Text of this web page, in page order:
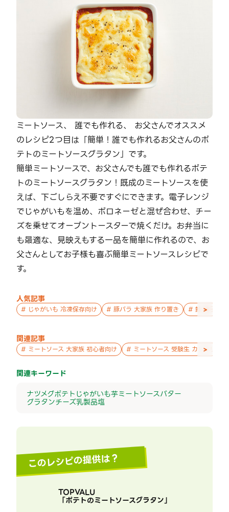
ミートソース、 誰でも作れる、 お父さんでオススメ
のレシピ2つ目は「簡単！誰でも作れるお父さんのポ
テトのミートソースグラタン」です。
簡単ミートソースで、お父さんでも誰でも作れるポテ
トのミートソースグラタン！既成のミートソースを使
えば、下ごしらえ不要ですぐにできます。電子レンジ
でじゃがいもを温め、ボロネーゼと混ぜ合わせ、チー
ズを乗せてオーブントースターで焼くだけ。お弁当に
も最適な、見映えもする一品を簡単に作れるので、お
父さんとしてお子様も喜ぶ簡単ミートソースレシピで
す。
人気記事
# じゃがいも 冷凍保存向け # 豚バラ 大家族 作り置き # 鮭 親子 作
>
関連記事
# ミートソース 大家族 初心者向け # ミートソース 受験生 カリカリ
>
関連キーワード
ナツメグポテトじゃがいも芋ミートソースバター
グラタンチーズ乳製品塩
このレシピの提供は？
TOPVALU
「ポテトのミートソースグラタン」